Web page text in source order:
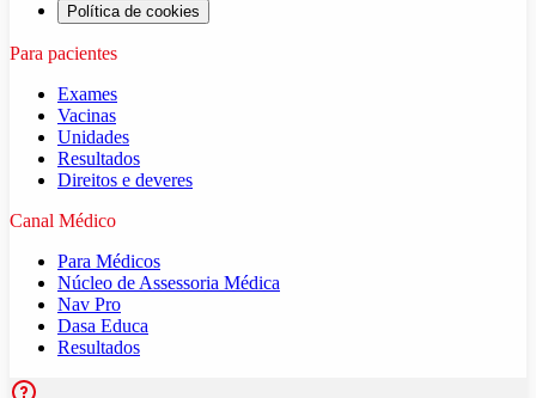
Política de cookies
Para pacientes
Exames
Vacinas
Unidades
Resultados
Direitos e deveres
Canal Médico
Para Médicos
Núcleo de Assessoria Médica
Nav Pro
Dasa Educa
Resultados